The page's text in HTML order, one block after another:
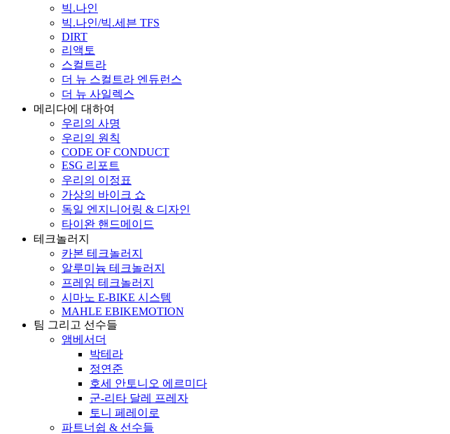
빅.나인
빅.나인/빅.세븐 TFS
DIRT
리액토
스컬트라
더 뉴 스컬트라 엔듀런스
더 뉴 사일렉스
메리다에 대하여
우리의 사명
우리의 원칙
CODE OF CONDUCT
ESG 리포트
우리의 이정표
가상의 바이크 쇼
독일 엔지니어링 & 디자인
타이완 핸드메이드
테크놀러지
카본 테크놀러지
알루미늄 테크놀러지
프레임 테크놀러지
시마노 E-BIKE 시스템
MAHLE EBIKEMOTION
팀 그리고 선수들
앰베서더
박테라
정연준
호세 안토니오 에르미다
군-리타 달레 프레자
토니 페레이로
파트너쉽 & 선수들